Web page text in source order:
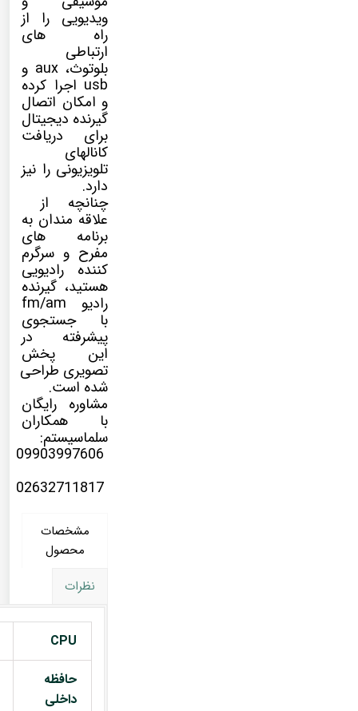
ویدیویی را از
راه های
ارتباطی
بلوتوث، aux و
usb اجرا کرده
و امکان اتصال
گیرنده دیجیتال
برای دریافت
کانالهای
تلویزیونی را نیز
دارد.
چنانچه از
علاقه مندان به
برنامه های
مفرح و سرگرم
کننده رادیویی
هستید، گیرنده
رادیو fm/am
با جستجوی
پیشرفته در
این پخش
تصویری طراحی
شده است.
مشاوره رایگان
با همکاران
سلماسیستم:
09903997606
02632711817
مشخصات
محصول
نظرات
CPU
حافظه
داخلی